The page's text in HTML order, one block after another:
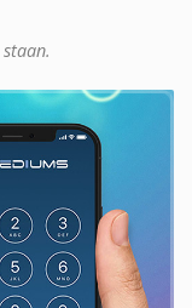
staan.